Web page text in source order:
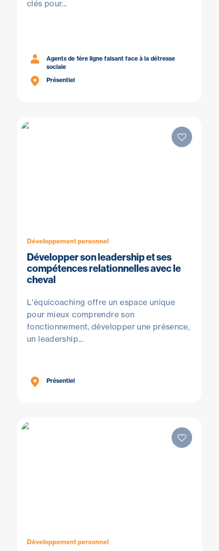
clés pour...
Agents de 1ère ligne faisant face à la détresse
sociale
Présentiel
Développement personnel
Développer son leadership et ses
compétences relationnelles avec le
cheval
L'équicoaching offre un espace unique
pour mieux comprendre son
fonctionnement, développer une présence,
un leadership...
Présentiel
Développement personnel